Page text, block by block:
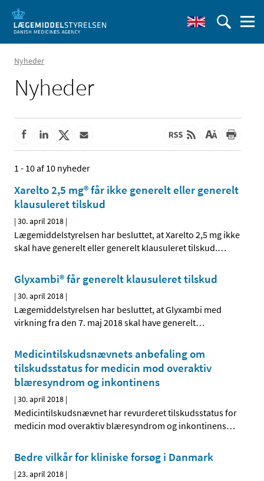
Nyheder
Nyheder
1 - 10 af 10 nyheder
Xarelto 2,5 mg® får ikke generelt eller generelt
klausuleret tilskud
|30. april 2018 |
Lægemiddelstyrelsen har besluttet, at Xarelto 2,5 mg ikke
skal have generelt eller generelt klausuleret tilskud.…
Glyxambi® får generelt klausuleret tilskud
|30. april 2018 |
Lægemiddelstyrelsen har besluttet, at Glyxambi med
virkning fra den 7. maj 2018 skal have generelt…
Medicintilskudsnævnets anbefaling om
tilskudsstatus for medicin mod overaktiv
blæresyndrom og inkontinens
|30. april 2018 |
Medicintilskudsnævnet har revurderet tilskudsstatus for
medicin mod overaktiv blæresyndrom og inkontinens…
Bedre vilkår for kliniske forsøg i Danmark
|23. april 2018 |